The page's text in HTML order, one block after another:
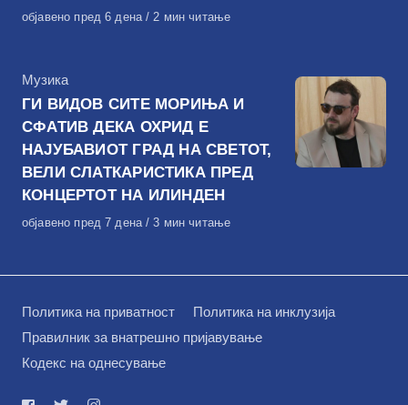
Објавено
објавено пред 6 дена 2 мин читање
КАтегорија
Музика
ГИ ВИДОВ СИТЕ МОРИЊА И
СФАТИВ ДЕКА ОХРИД Е
НАЈУБАВИОТ ГРАД НА СВЕТОТ,
ВЕЛИ СЛАТКАРИСТИКА ПРЕД
КОНЦЕРТОТ НА ИЛИНДЕН
Објавено
објавено пред 7 дена 3 мин читање
Политика на приватност
Политика на инклузија
Правилник за внатрешно пријавување
Кодекс на однесување